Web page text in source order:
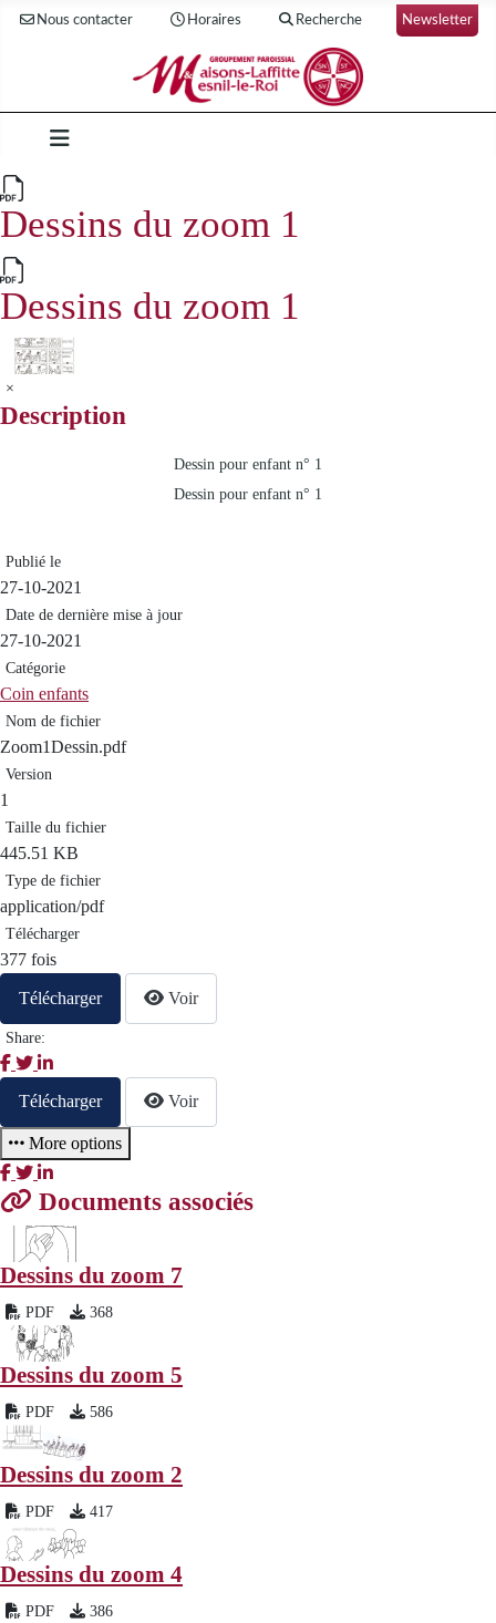
Nous contacter Horaires Recherche Newsletter
Dessins du zoom 1
Dessins du zoom 1
×
Description
Dessin pour enfant n° 1
Dessin pour enfant n° 1
Publié le
27-10-2021
Date de dernière mise à jour
27-10-2021
Catégorie
Coin enfants
Nom de fichier
Zoom1Dessin.pdf
Version
1
Taille du fichier
445.51 KB
Type de fichier
application/pdf
Télécharger
377 fois
Télécharger Voir
Share:
Télécharger Voir
More options
Documents associés
Dessins du zoom 7
PDF 368
Dessins du zoom 5
PDF 586
Dessins du zoom 2
PDF 417
Dessins du zoom 4
PDF 386